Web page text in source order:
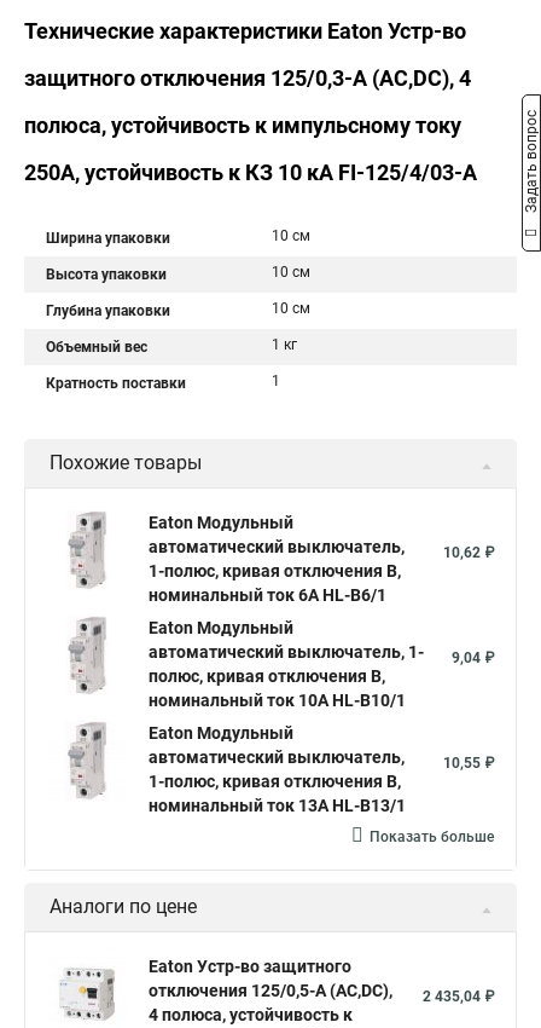
Технические характеристики Eaton Устр-во
защитного отключения 125/0,3-А (AC,DC), 4
полюса, устойчивость к импульсному току
250А, устойчивость к КЗ 10 кА FI-125/4/03-A
Ширина упаковки 10 см
Высота упаковки 10 см
Глубина упаковки 10 см
Объемный вес 1 кг
Кратность поставки 1
Похожие товары
Eaton Модульный
автоматический выключатель,
1-полюс, кривая отключения B,
номинальный ток 6А HL-B6/1
10,62 ₽
Eaton Модульный
автоматический выключатель, 1-
полюс, кривая отключения B,
номинальный ток 10А HL-B10/1
9,04 ₽
Eaton Модульный
автоматический выключатель,
1-полюс, кривая отключения B,
номинальный ток 13А HL-B13/1
10,55 ₽
Показать больше
Аналоги по цене
Eaton Устр-во защитного
отключения 125/0,5-А (AC,DC),
4 полюса, устойчивость к
2 435,04 ₽
Задать вопрос